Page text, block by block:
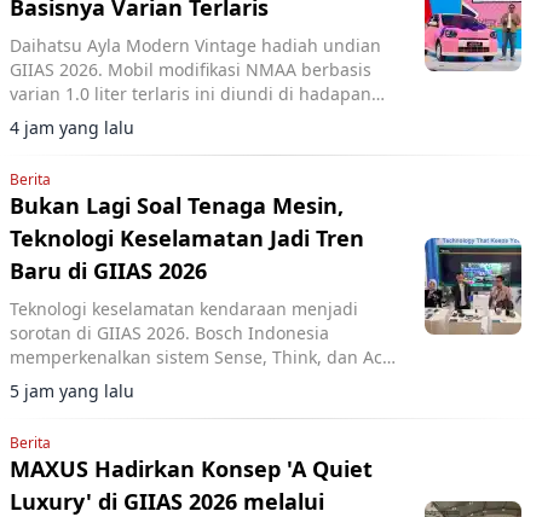
Basisnya Varian Terlaris
Daihatsu Ayla Modern Vintage hadiah undian
GIIAS 2026. Mobil modifikasi NMAA berbasis
varian 1.0 liter terlaris ini diundi di hadapan
pengunjung dan dimenangkan konsumen dari
Lampung.
4 jam yang lalu
Berita
Bukan Lagi Soal Tenaga Mesin,
Teknologi Keselamatan Jadi Tren
Baru di GIIAS 2026
Teknologi keselamatan kendaraan menjadi
sorotan di GIIAS 2026. Bosch Indonesia
memperkenalkan sistem Sense, Think, dan Act
yang membantu pengemudi.
5 jam yang lalu
Berita
MAXUS Hadirkan Konsep 'A Quiet
Luxury' di GIIAS 2026 melalui